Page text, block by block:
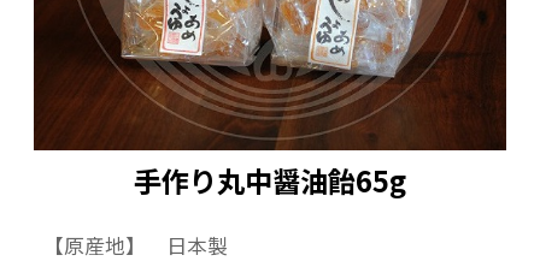
手作り丸中醤油飴65g
【原産地】 日本製